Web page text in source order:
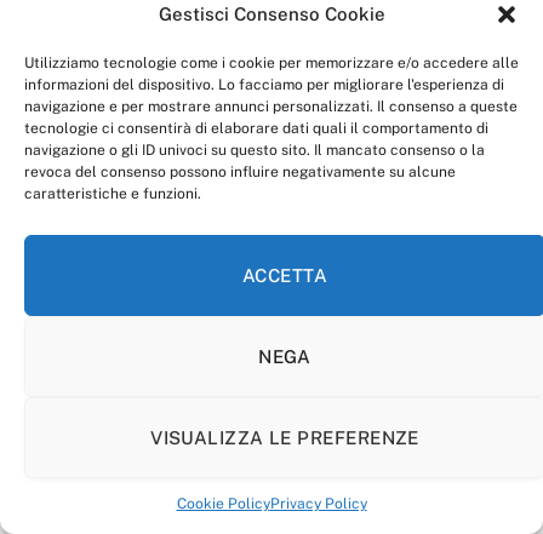
Gestisci Consenso Cookie
Utilizziamo tecnologie come i cookie per memorizzare e/o accedere alle
informazioni del dispositivo. Lo facciamo per migliorare l'esperienza di
navigazione e per mostrare annunci personalizzati. Il consenso a queste
tecnologie ci consentirà di elaborare dati quali il comportamento di
navigazione o gli ID univoci su questo sito. Il mancato consenso o la
revoca del consenso possono influire negativamente su alcune
caratteristiche e funzioni.
ACCETTA
NEGA
VISUALIZZA LE PREFERENZE
Cookie PolicyPrivacy Policy